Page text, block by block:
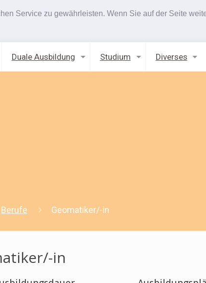
Service zu gewährleisten. Wenn Sie auf der Seite
Duale Ausbildung Studium Diverses
Berufe Geomatiker/-in
in